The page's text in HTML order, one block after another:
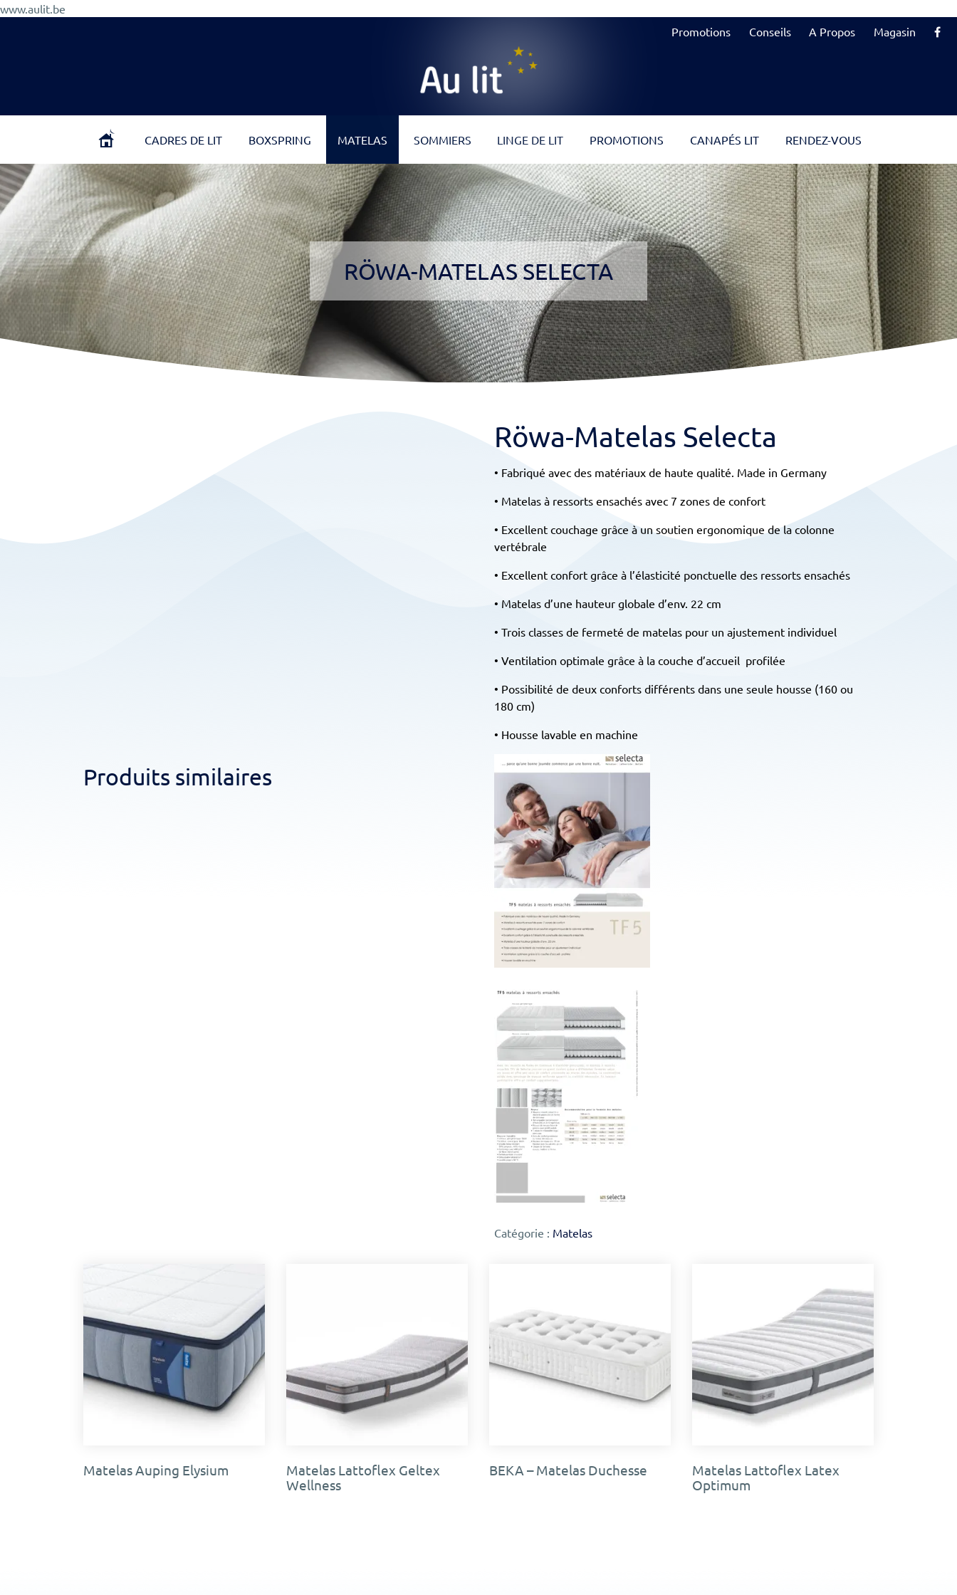
www.aulit.be
Promotions Conseils A Propos Magasin
CADRES DE LIT BOXSPRING MATELAS SOMMIERS LINGE DE LIT PROMOTIONS CANAPÉS LIT RENDEZ-VOUS
RÖWA-MATELAS SELECTA
Röwa-Matelas Selecta
• Fabriqué avec des matériaux de haute qualité. Made in Germany
• Matelas à ressorts ensachés avec 7 zones de confort
• Excellent couchage grâce à un soutien ergonomique de la colonne
vertébrale
• Excellent confort grâce à l’élasticité ponctuelle des ressorts ensachés
• Matelas d’une hauteur globale d’env. 22 cm
• Trois classes de fermeté de matelas pour un ajustement individuel
• Ventilation optimale grâce à la couche d’accueil profilée
• Possibilité de deux conforts différents dans une seule housse (160 ou
180 cm)
• Housse lavable en machine
Catégorie : Matelas
Produits similaires
Matelas Auping Elysium
Matelas Lattoflex Geltex
Wellness
BEKA – Matelas Duchesse
Matelas Lattoflex Latex
Optimum